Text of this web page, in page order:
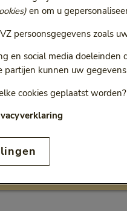
en om u
persoonsgegevens zoals
en social media
partijen kunnen uw
cookies geplaatst